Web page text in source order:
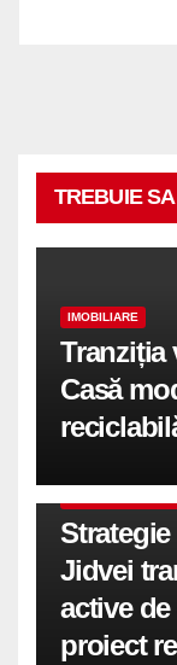
TREBUIE
IMOBILIARE
Tranziția
Casă
Jidvei
active
proiect